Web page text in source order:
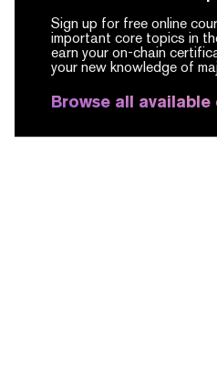
Sign up for free online
important core topics in
earn your on-chain
your new knowledge of
Browse all available